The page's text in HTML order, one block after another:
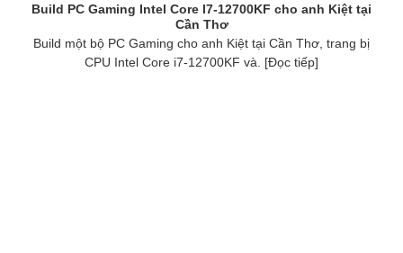
Build PC Gaming Intel Core I7-12700KF cho anh Kiệt tại
Cần Thơ
Build một bộ PC Gaming cho anh Kiệt tại Cần Thơ, trang bị
CPU Intel Core i7-12700KF và. [Đọc tiếp]